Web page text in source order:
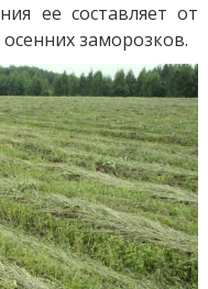
ее составляет от
заморозков.